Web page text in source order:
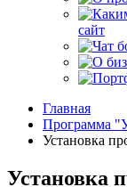
сайт
Главная
Программа
Установка
Установка